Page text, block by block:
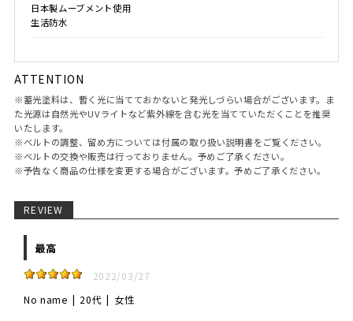
日本製ムーブメント使用
生活防水
ATTENTION
※蓄光塗料は、暫く光に当てておかないと発光しづらい場合がございます。ま
た光源は自然光やUVライトなど紫外線を含む光を当てていただくことを推奨
いたします。
※ベルトの調整、留め方については付属の取り扱い説明書をご覧ください。
※ベルトの交換や販売は行っておりません。予めご了承ください。
※予告なく商品の仕様を変更する場合がございます。予めご了承ください。
REVIEW
最高
2022/03/27
No name
20代 女性